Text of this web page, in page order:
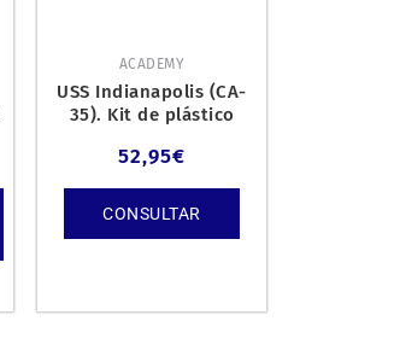
ACADEMY
USS Indianapolis (CA-
35). Kit de plástico
52,95€
CONSULTAR